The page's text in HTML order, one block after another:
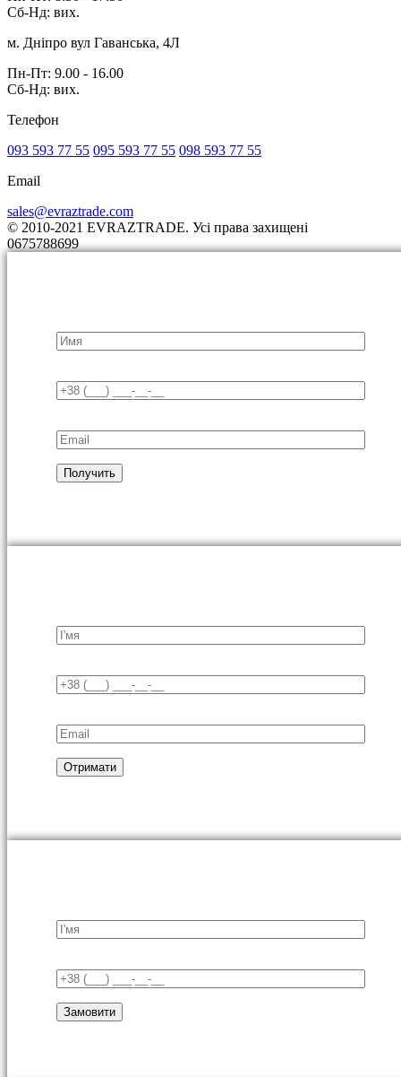
Сб-Нд: вих.
м. Дніпро вул Гаванська, 4Л
Пн-Пт: 9.00 - 16.00
Сб-Нд: вих.
Телефон
093 593 77 55 095 593 77 55 098 593 77 55
Email
sales@evraztrade.com
© 2010-2021 EVRAZTRADE. Усі права захищені
0675788699